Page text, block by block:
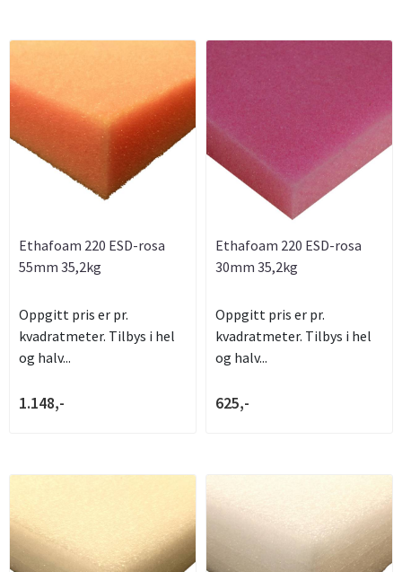
Ethafoam 220 ESD-rosa
55mm 35,2kg
Oppgitt pris er pr.
kvadratmeter. Tilbys i hel
og halv...
1.148,-
Ethafoam 220 ESD-rosa
30mm 35,2kg
Oppgitt pris er pr.
kvadratmeter. Tilbys i hel
og halv...
625,-